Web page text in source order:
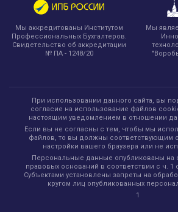
Мы аккредитованы Институтом
Профессиональных Бухгалтеров.
Свидетельство об аккредитации
№ ПА - 1248/20
Мы
При использовании данного сайта, вы
согласие на использование файлов
настоящим уведомлением в отношении
Если вы не согласны с тем, чтобы мы
файлов, то вы должны соответствующим
настройки вашего браузера или не
Персональные данные опубликованы на
правовых оснований в соответствии с ч. 1
Субъектами установлены запреты на
кругом лиц опубликованных
1